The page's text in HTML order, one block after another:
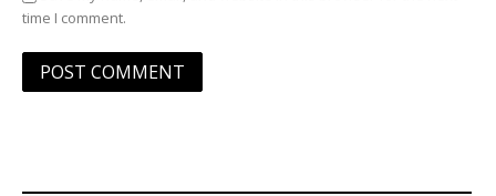
time I comment.